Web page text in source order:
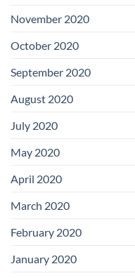
November 2020
October 2020
September 2020
August 2020
July 2020
May 2020
April 2020
March 2020
February 2020
January 2020